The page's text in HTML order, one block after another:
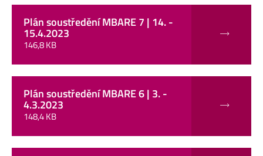
Plán soustředění MBARE 7 | 14. -
15.4.2023
146,8 KB
Plán soustředění MBARE 6 | 3. -
4.3.2023
148,4 KB